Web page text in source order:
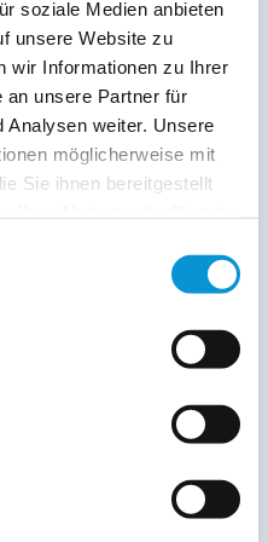
soziale Medien anbieten
unsere Website zu
wir Informationen zu Ihrer
an unsere Partner für
Analysen weiter. Unsere
möglicherweise mit
Sie ihnen bereitgestellt
im ersten Stock in einem
6 Wohneinheiten und